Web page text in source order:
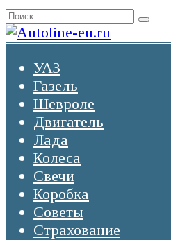
Перейти
к
содержанию
Search
for:
УАЗ
Газель
Шевроле
Двигатель
Лада
Колеса
Свечи
Коробка
Советы
Страхование